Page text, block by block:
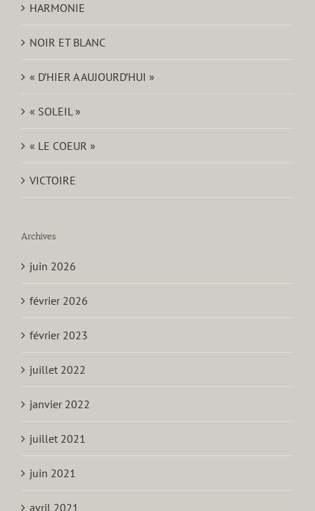
HARMONIE
NOIR ET BLANC
« D’HIER A AUJOURD’HUI »
« SOLEIL »
« LE COEUR »
VICTOIRE
Archives
juin 2026
février 2026
février 2023
juillet 2022
janvier 2022
juillet 2021
juin 2021
avril 2021